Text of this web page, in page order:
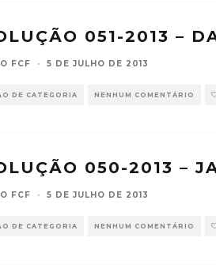
051-2013 –
FCF · 5 DE JULHO DE 2013
DE CATEGORIA NENHUM COMENTÁRIO
050-2013 –
FCF · 5 DE JULHO DE 2013
DE CATEGORIA NENHUM COMENTÁRIO